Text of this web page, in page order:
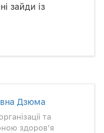
зайди із
Дзюма
та
здоров’я